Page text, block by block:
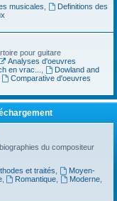
musicales
Definitions des
pour guitare
Analyses d'oeuvres
en vrac...
Dowland and
Comparative d'oeuvres
du compositeur
et traités
Moyen-
, Romantique Moderne